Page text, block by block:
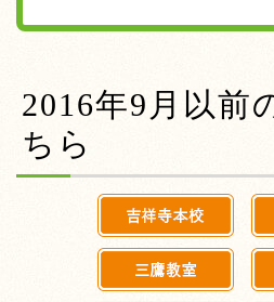
2016年9月以前
ちら